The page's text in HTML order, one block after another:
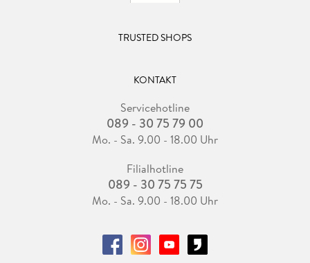
TRUSTED SHOPS
KONTAKT
Servicehotline
089 - 30 75 79 00
Mo. - Sa. 9.00 - 18.00 Uhr
Filialhotline
089 - 30 75 75 75
Mo. - Sa. 9.00 - 18.00 Uhr